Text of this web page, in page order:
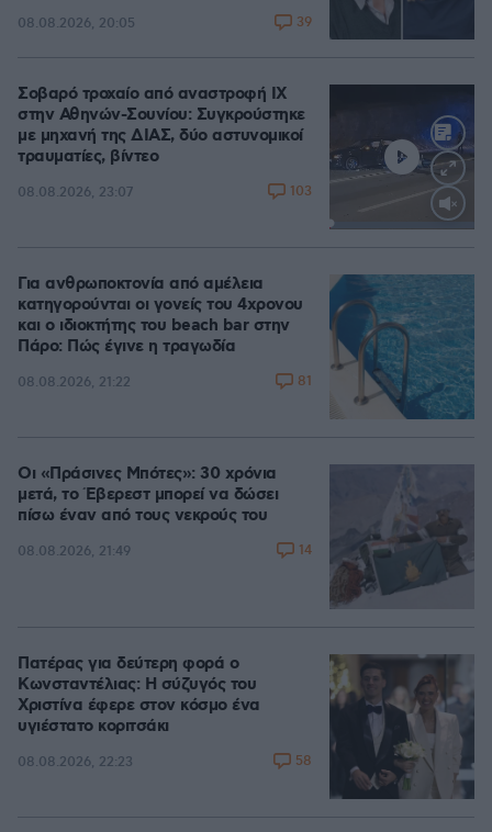
08.08.2026, 20:05 39
Σοβαρό τροχαίο από αναστροφή ΙΧ
στην Αθηνών-Σουνίου: Συγκρούστηκε
με μηχανή της ΔΙΑΣ, δύο αστυνομικοί
τραυματίες, βίντεο
08.08.2026, 23:07 103
Για ανθρωποκτονία από αμέλεια
κατηγορούνται οι γονείς του 4χρονου
και ο ιδιοκτήτης του beach bar στην
Πάρο: Πώς έγινε η τραγωδία
08.08.2026, 21:22 81
Οι «Πράσινες Μπότες»: 30 χρόνια
μετά, το Έβερεστ μπορεί να δώσει
πίσω έναν από τους νεκρούς του
08.08.2026, 21:49 14
Πατέρας για δεύτερη φορά ο
Κωνσταντέλιας: Η σύζυγός του
Χριστίνα έφερε στον κόσμο ένα
υγιέστατο κοριτσάκι
08.08.2026, 22:23 58